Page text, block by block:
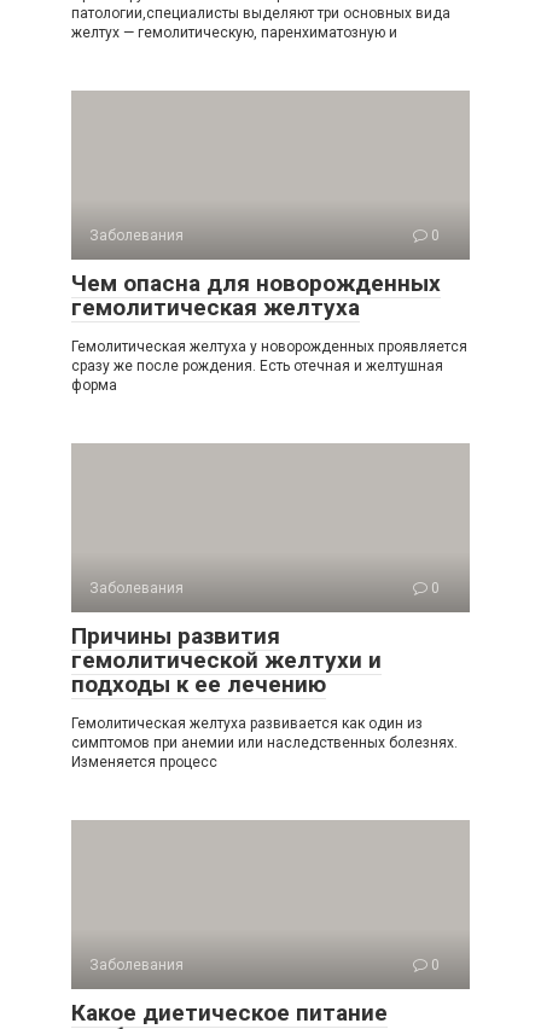
патологии,специалисты выделяют три основных вида
желтух — гемолитическую, паренхиматозную и
Заболевания 0
Чем опасна для новорожденных
гемолитическая желтуха
Гемолитическая желтуха у новорожденных проявляется
сразу же после рождения. Есть отечная и желтушная
форма
Заболевания 0
Причины развития
гемолитической желтухи и
подходы к ее лечению
Гемолитическая желтуха развивается как один из
симптомов при анемии или наследственных болезнях.
Изменяется процесс
Заболевания 0
Какое диетическое питание